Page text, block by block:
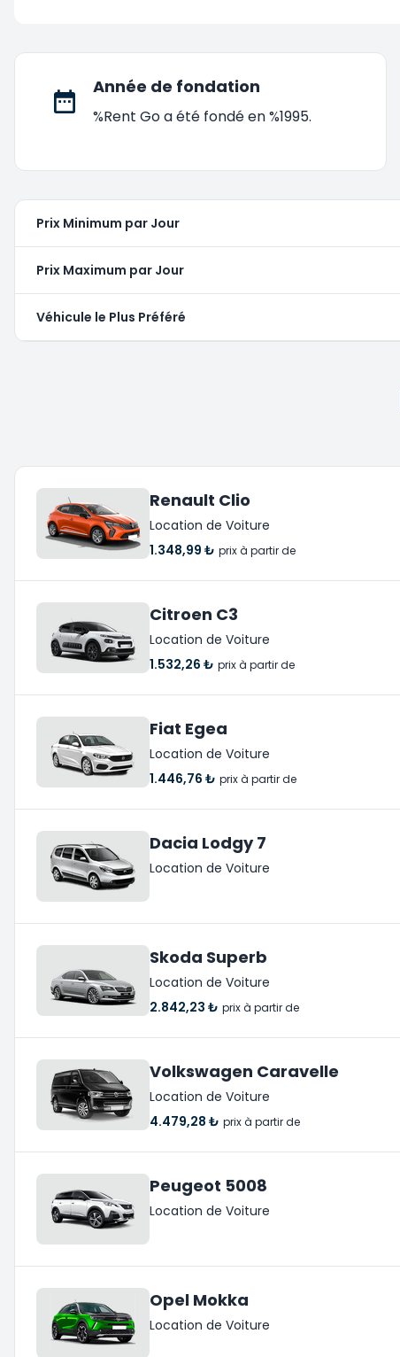
Année de fondation
%Rent Go a été fondé en %1995.
Prix Minimum par Jour
Prix Maximum par Jour
Véhicule le Plus Préféré
Renault Clio
Location de Voiture
1.348,99 ₺ prix à partir de
Citroen C3
Location de Voiture
1.532,26 ₺ prix à partir de
Fiat Egea
Location de Voiture
1.446,76 ₺ prix à partir de
Dacia Lodgy 7
Location de Voiture
Skoda Superb
Location de Voiture
2.842,23 ₺ prix à partir de
Volkswagen Caravelle
Location de Voiture
4.479,28 ₺ prix à partir de
Peugeot 5008
Location de Voiture
Opel Mokka
Location de Voiture